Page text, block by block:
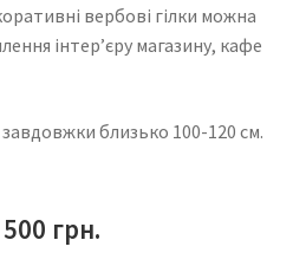
вербові гілки можна
інтер’єру магазину, кафе
близько 100-120 см.
грн.